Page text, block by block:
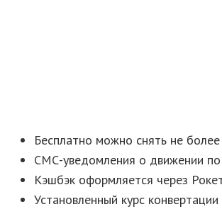
Бесплатно можно снять не
СМС-уведомления о движении
Кэшбэк оформляется через
Установленный курс